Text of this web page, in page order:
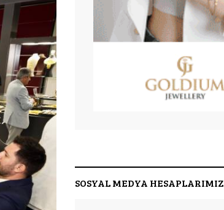
SOSYAL MEDYA HESAPLARIMIZ